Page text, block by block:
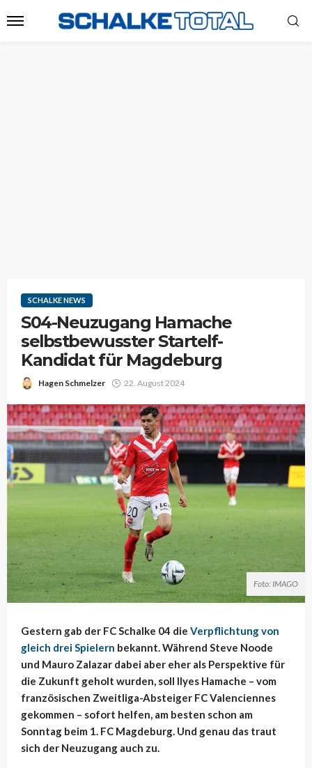
SCHALKE NEWS
S04-Neuzugang Hamache
selbstbewusster Startelf-
Kandidat für Magdeburg
Hagen Schmelzer 22. August 2024
Foto: IMAGO
Gestern gab der FC Schalke 04 die Verpflichtung von
gleich drei Spielern bekannt. Während Steve Noode
und Mauro Zalazar dabei aber eher als Perspektive für
die Zukunft geholt wurden, soll Ilyes Hamache – vom
französischen Zweitliga-Absteiger FC Valenciennes
gekommen – sofort helfen, am besten schon am
Sonntag beim 1. FC Magdeburg. Und genau das traut
sich der Neuzugang auch zu.